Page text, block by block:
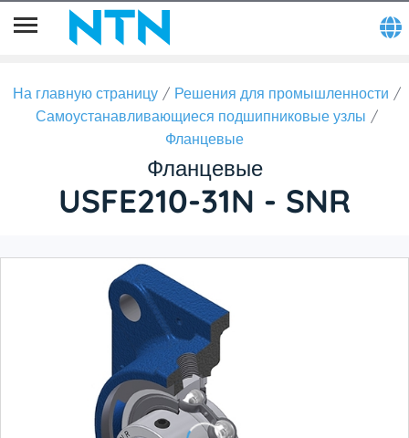
На главную страницу
Решения для промышленности
Самоустанавливающиеся подшипниковые узлы
Фланцевые
Фланцевые
USFE210-31N - SNR